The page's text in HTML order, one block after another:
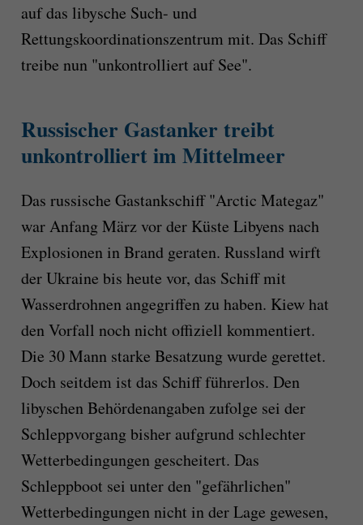
auf das libysche Such- und
Rettungskoordinationszentrum mit. Das Schiff
treibe nun "unkontrolliert auf See".
Russischer Gastanker treibt
unkontrolliert im Mittelmeer
Das russische Gastankschiff "Arctic Mategaz"
war Anfang März vor der Küste Libyens nach
Explosionen in Brand geraten. Russland wirft
der Ukraine bis heute vor, das Schiff mit
Wasserdrohnen angegriffen zu haben. Kiew hat
den Vorfall noch nicht offiziell kommentiert.
Die 30 Mann starke Besatzung wurde gerettet.
Doch seitdem ist das Schiff führerlos. Den
libyschen Behördenangaben zufolge sei der
Schleppvorgang bisher aufgrund schlechter
Wetterbedingungen gescheitert. Das
Schleppboot sei unter den "gefährlichen"
Wetterbedingungen nicht in der Lage gewesen,